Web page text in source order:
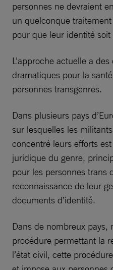
personnes ne devraient
un quelconque
pour que leur identité soit
L’approche actuelle a
dramatiques pour la
personnes transgenres.
Dans plusieurs pays
sur lesquelles les
concentré leurs efforts
juridique du genre,
pour les personnes trans
reconnaissance de leur
documents d’identité.
Dans de nombreux pays,
procédure permettant la
l’état civil, cette